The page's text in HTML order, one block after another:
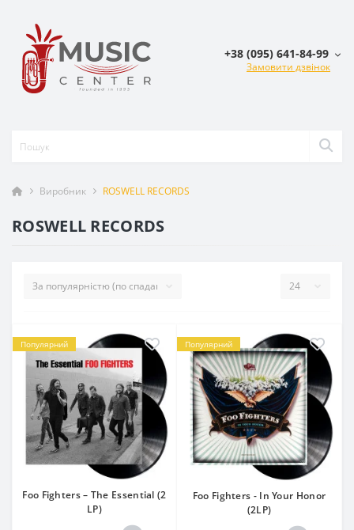
+38 (095) 641-84-99
Замовити дзвінок
Виробник ROSWELL RECORDS
ROSWELL RECORDS
Популярний
Foo Fighters – The Essential (2
LP)
Популярний
Foo Fighters - In Your Honor
(2LP)